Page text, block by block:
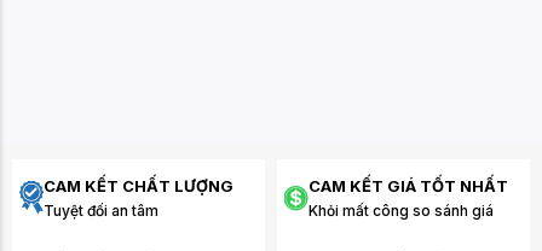
CAM KẾT CHẤT LƯỢNG
Tuyệt đối an tâm
CAM KẾT GIÁ TỐT NHẤT
Khỏi mất công so sánh giá